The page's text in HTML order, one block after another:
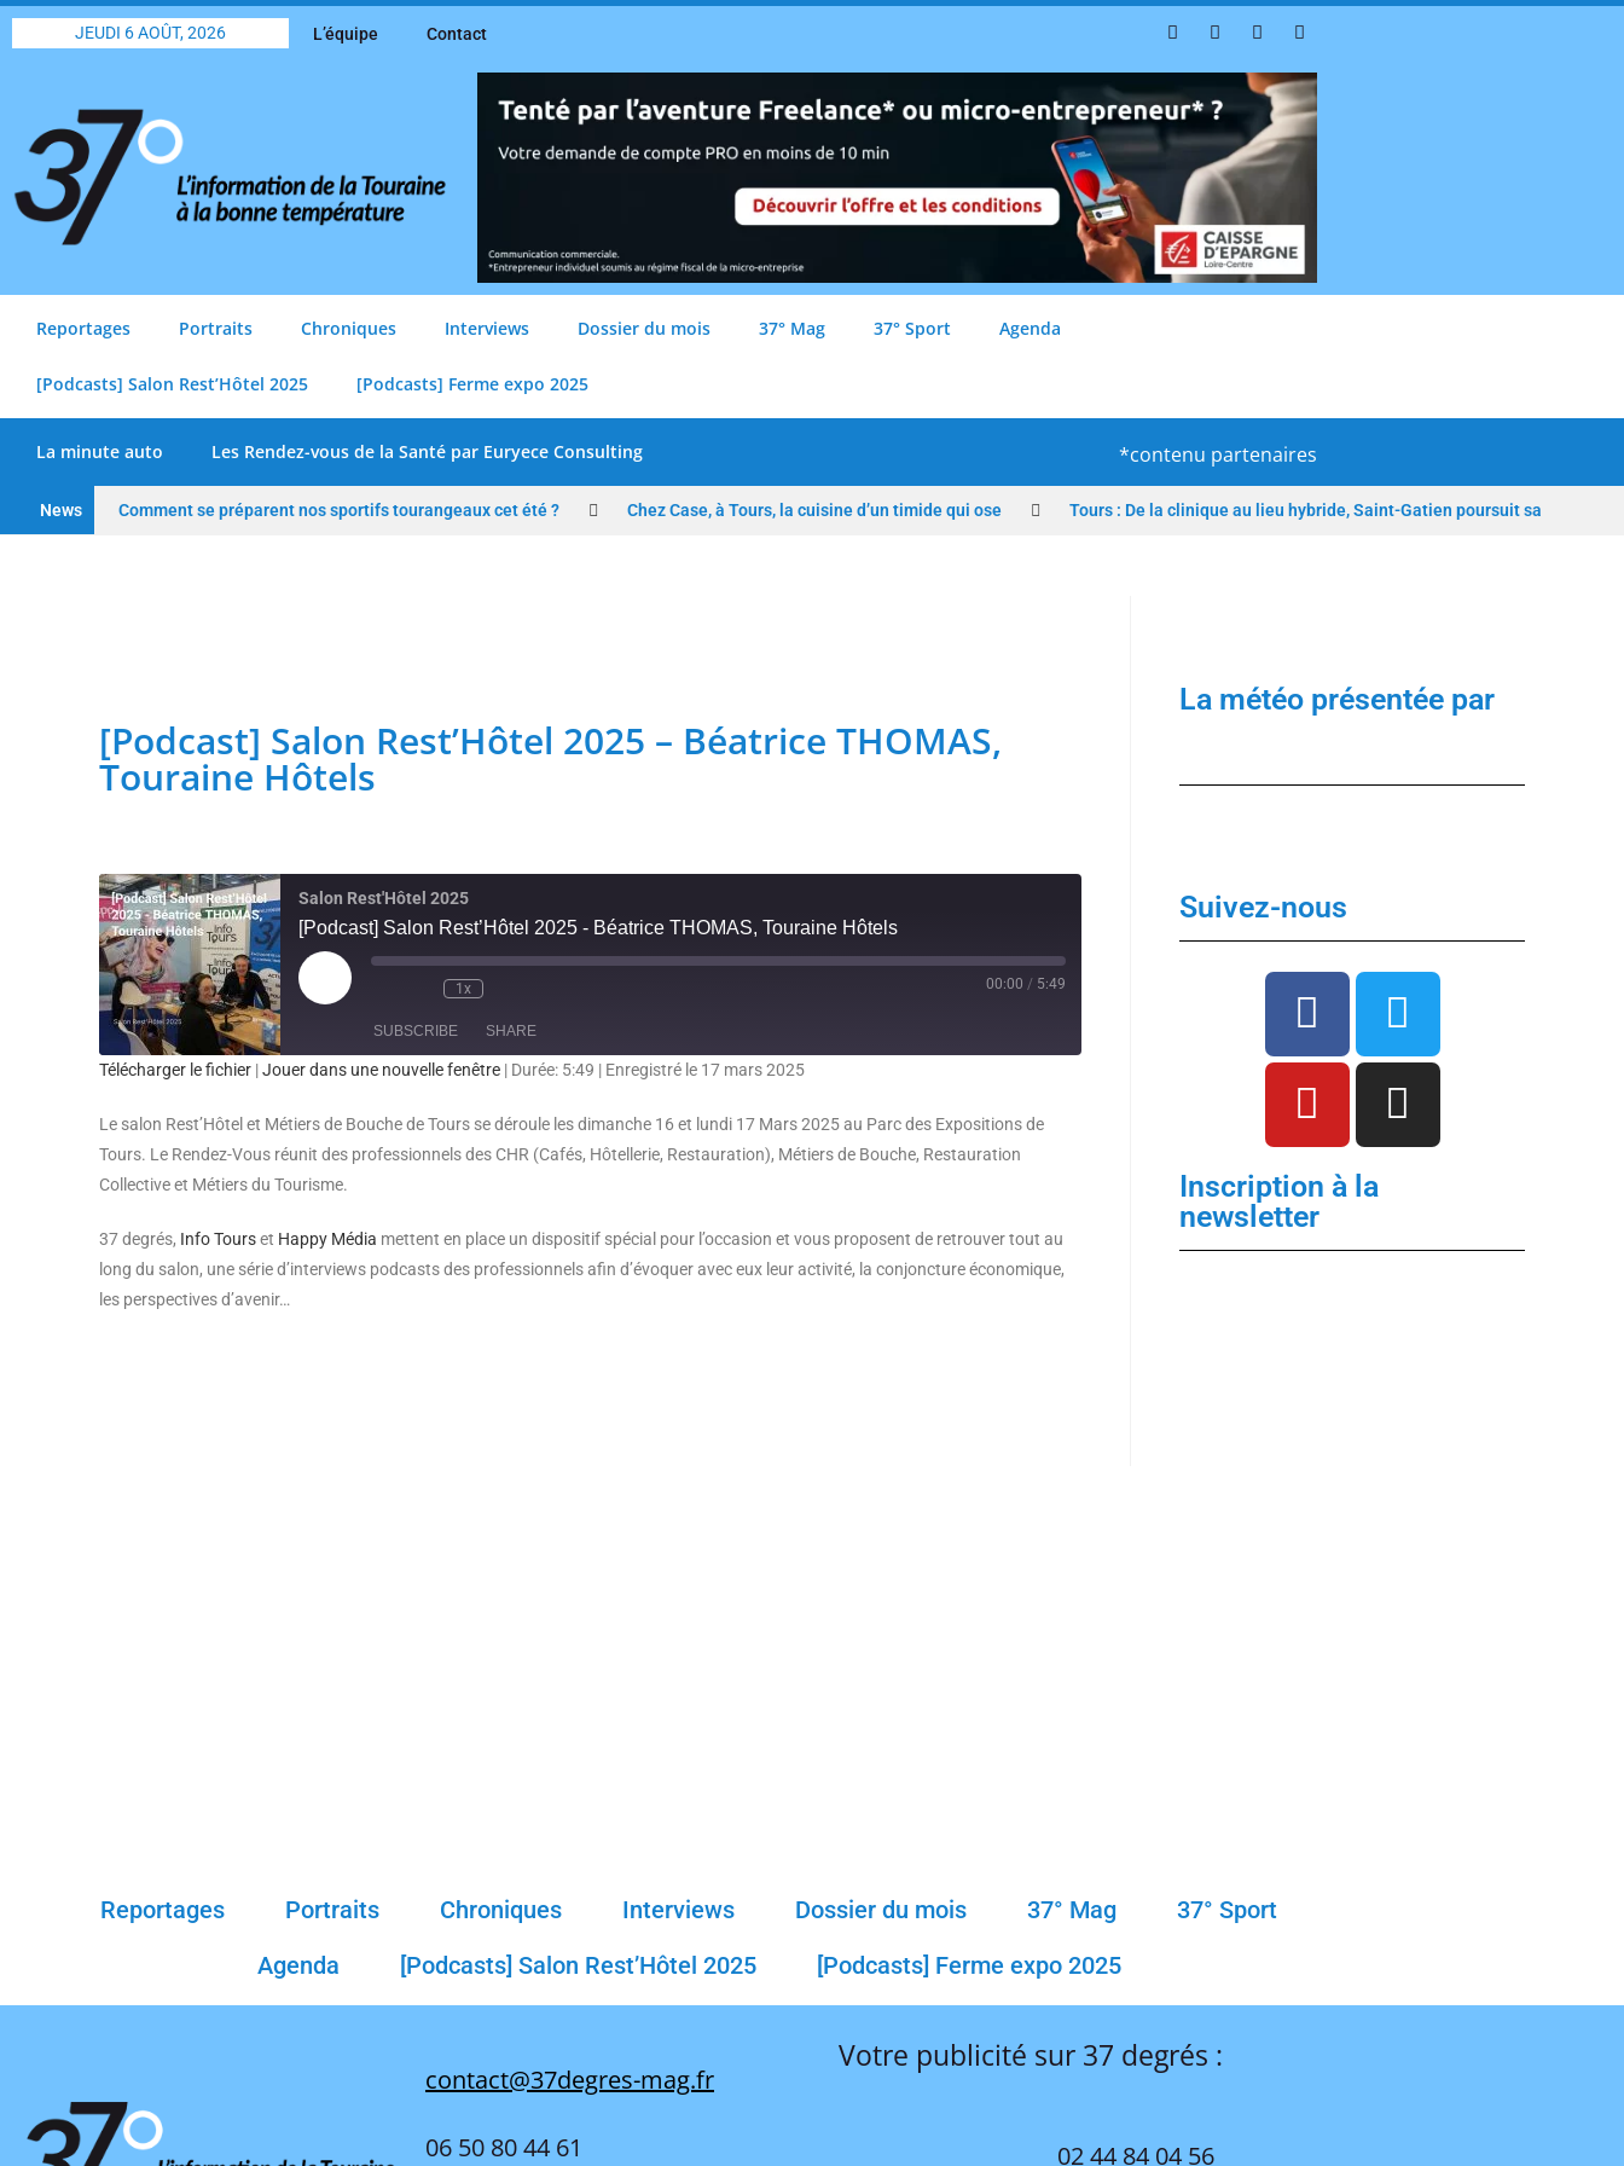
JEUDI 6 AOÛT, 2026 L’équipe Contact
Reportages Portraits Chroniques Interviews Dossier du mois 37° Mag 37° Sport Agenda
[Podcasts] Salon Rest’Hôtel 2025 [Podcasts] Ferme expo 2025
La minute auto Les Rendez-vous de la Santé par Euryece Consulting *contenu partenaires
News Comment se préparent nos sportifs tourangeaux cet été ? Chez Case, à Tours, la cuisine d’un timide qui ose Tours : De la clinique au lieu hybride, Saint-Gatien poursuit sa
[Podcast] Salon Rest’Hôtel 2025 – Béatrice THOMAS,
Touraine Hôtels
Salon Rest'Hôtel 2025
[Podcast] Salon Rest’Hôtel 2025 - Béatrice THOMAS, Touraine Hôtels
1x 00:00 / 5:49
SUBSCRIBE SHARE
RSS FEED
LINK
Télécharger le fichier |Jouer dans une nouvelle fenêtre | Durée: 5:49 | Enregistré le 17 mars 2025
Le salon Rest’Hôtel et Métiers de Bouche de Tours se déroule les dimanche 16 et lundi 17 Mars 2025 au Parc des Expositions de
Tours. Le Rendez-Vous réunit des professionnels des CHR (Cafés, Hôtellerie, Restauration), Métiers de Bouche, Restauration
Collective et Métiers du Tourisme.
37 degrés, Info Tourset Happy Média mettent en place un dispositif spécial pour l’occasion et vous proposent de retrouver tout au
long du salon, une série d’interviews podcasts des professionnels afin d’évoquer avec eux leur activité, la conjoncture économique,
les perspectives d’avenir…
La météo présentée par
Suivez-nous
Inscription à la
newsletter
Reportages Portraits Chroniques Interviews Dossier du mois 37° Mag
37° Sport
Agenda
[Podcasts] Salon Rest’Hôtel 2025 [Podcasts] Ferme expo 2025
contact@37degres-mag.fr
06 50 80 44 61
Votre publicité sur 37 degrés :
02 44 84 04 56